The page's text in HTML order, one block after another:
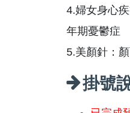
4.婦女身心
年期憂鬱症
5.美顏針：
掛號